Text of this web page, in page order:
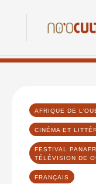
AFRIQUE DE
CINÉMA ET
FESTIVAL
TÉLÉVISION DE
FRANÇAIS